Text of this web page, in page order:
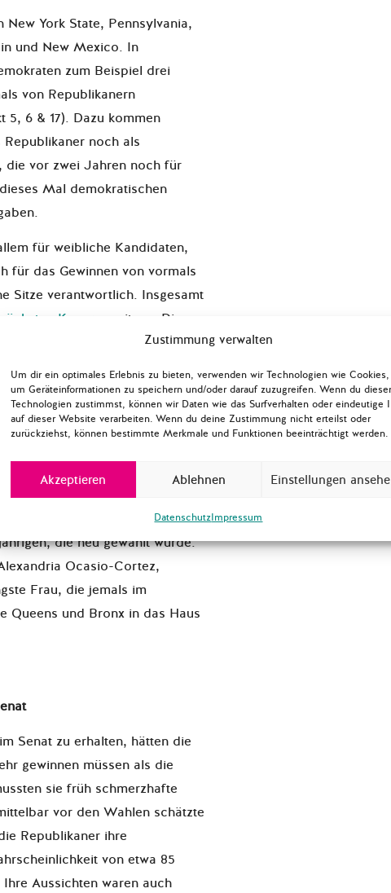
Zustimmung verwalten
Um dir ein optimales Erlebnis zu bieten, verwenden wir Technologien wie Cookies,
um Geräteinformationen zu speichern und/oder darauf zuzugreifen. Wenn du
Technologien zustimmst, können wir Daten wie das Surfverhalten oder eindeutige
auf dieser Website verarbeiten. Wenn du deine Zustimmung nicht erteilst oder
zurückziehst, können bestimmte Merkmale und Funktionen beeinträchtigt werden.
Akzeptieren Ablehnen Einstellungen
DatenschutzImpressum
York State, Pennsylvania,
und New Mexico. In
zum Beispiel drei
von Republikanern
5, 6 & 17). Dazu kommen
noch als
die vor zwei Jahren noch für
Mal demokratischen
für weibliche Kandidaten,
für das Gewinnen von vormals
Sitze verantwortlich. Insgesamt
Kongress
sitzen. Die
des Kongresses.
Geschichte wird mit
7) eine Native American im
Rashida Tlaib (Michigan,
Distrikt 5) werden
Kandidatinnen im Haus
wird als erste Frau Iowa im
1). Sie ist eine der beiden
die neu gewählt wurde.
Ocasio-Cortez,
Frau, die jemals im
Queens und Bronx in das Haus
Senat zu erhalten, hätten die
gewinnen müssen als die
sie früh schmerzhafte
vor den Wahlen schätzte
Republikaner ihre
von etwa 85
Aussichten waren auch